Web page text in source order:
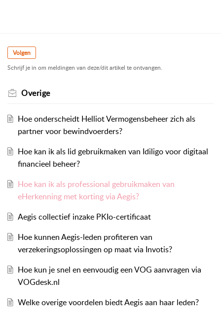
Volgen
Schrijf je in om meldingen van deze/dit artikel te ontvangen.
Overige
Hoe onderscheidt Helliot Vermogensbeheer zich als
partner voor bewindvoerders?
Hoe kan ik als lid gebruikmaken van Idiligo voor digitaal
financieel beheer?
Hoe kan ik als professional gebruikmaken van
eHerkenning met korting via Aegis?
Aegis collectief inzake PKIo-certificaat
Hoe kunnen Aegis-leden profiteren van
verzekeringsoplossingen op maat via Invotis?
Hoe kun je snel en eenvoudig een VOG aanvragen via
VOGdesk.nl
Welke overige voordelen biedt Aegis aan haar leden?